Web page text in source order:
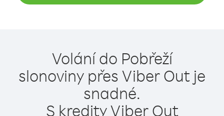
Volání do Pobřeží
slonoviny přes Viber Out je
snadné.
S kredity Viber Out